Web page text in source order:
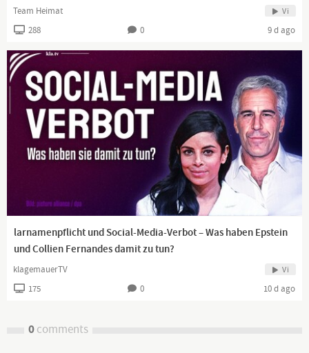
Team Heimat Vi
288 0 9 d ago
larnamenpflicht und Social-Media-Verbot – Was haben Epstein
und Collien Fernandes damit zu tun?
klagemauerTV Vi
175 0 10 d ago
0comments